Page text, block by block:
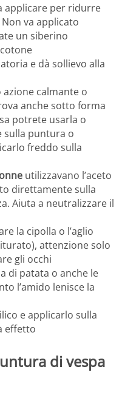
applicare per ridurre
va applicato
un siberino
e dà sollievo alla
azione calmante o
anche sotto forma
potrete usarla o
sulla puntura o
freddo sulla
utilizzavano l’aceto
direttamente sulla
Aiuta a neutralizzare il
la cipolla o l’aglio
attenzione solo
gli occhi
di patata o anche le
l’amido lenisce la
e applicarlo sulla
effetto
di vespa